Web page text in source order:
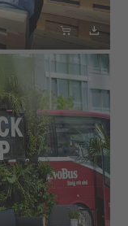
 